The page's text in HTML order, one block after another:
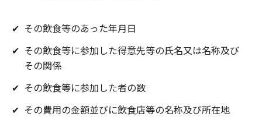
✔ その飲食等のあった年月日
✔ その飲食等に参加した得意先等の氏名又は名称及び
その関係
✔ その飲食等に参加した者の数
✔ その費用の金額並びに飲食店等の名称及び所在地